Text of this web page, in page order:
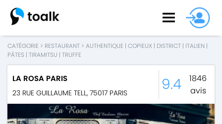
CATÉGORIE > RESTAURANT > AUTHENTIQUE | COPIEUX | DISTRICT | ITALIEN |
PÂTES | TIRAMITSU | TRUFFE
LA ROSA PARIS
23 RUE GUILLAUME TELL, 75017 PARIS 9.4
1846
avis